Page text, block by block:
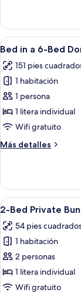
compartido
(8
Person)
compartido,
solo
para
baño
compartido
(8
Person)
Abrir
todas
las
fotos
de
Bed
in
6-
Private
Bathroom
6
Bed in a 6-Bed
151 pies
1 habitación
1 persona
1 litera individual
Wifi gratuito
Más detalles
Más
in
6-
Dorm,
Private
Bathroom
Abrir
todas
las
fotos
de
2-
Bed
6
2-Bed Private
54 pies
1 habitación
2 personas
1 litera individual
Wifi gratuito